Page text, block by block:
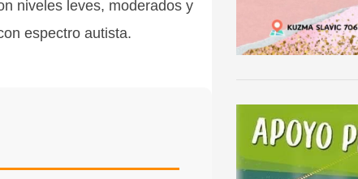
niveles leves, moderados y
espectro autista.